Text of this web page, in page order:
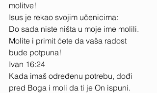
molitve!
Isus je rekao svojim učenicima:
Do sada niste ništa u moje ime molili.
Molite i primit ćete da vaša radost
bude potpuna!
Ivan 16:24
Kada imaš određenu potrebu, dođi
pred Boga i moli da ti je On ispuni.